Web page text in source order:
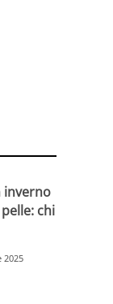
inverno
chi
2025